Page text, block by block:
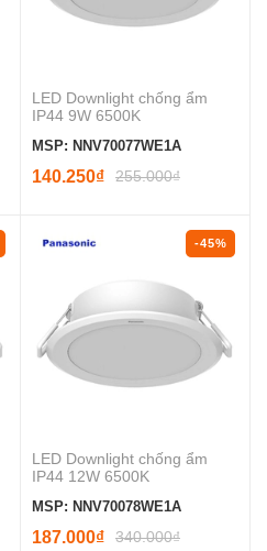
LED Downlight chống ẩm
IP44 9W 6500K
MSP: NNV70077WE1A
140.250₫ 255.000₫
-45%
LED Downlight chống ẩm
IP44 12W 6500K
MSP: NNV70078WE1A
187.000₫ 340.000₫